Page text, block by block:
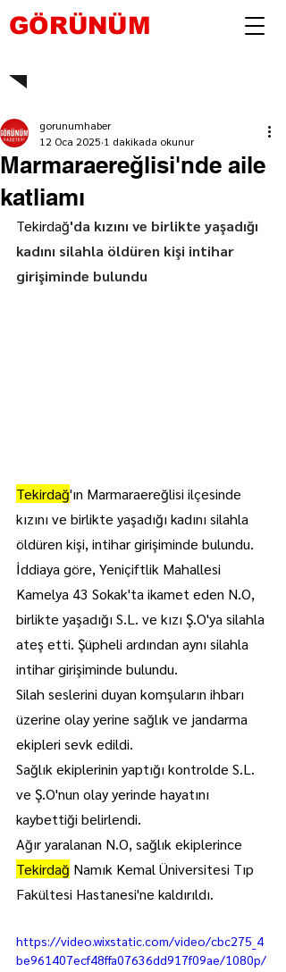
GÖRÜNÜM
Marmaraereğlisi'nde aile
katliamı
gorunumhaber
12 Oca 2025 1 dakikada okunur
Tekirdağ'da kızını ve birlikte yaşadığı
kadını silahla öldüren kişi intihar
girişiminde bulundu
Tekirdağ'ın Marmaraereğlisi ilçesinde
kızını ve birlikte yaşadığı kadını silahla
öldüren kişi, intihar girişiminde bulundu.
İddiaya göre, Yeniçiftlik Mahallesi
Kamelya 43 Sokak'ta ikamet eden N.O,
birlikte yaşadığı S.L. ve kızı Ş.O'ya silahla
ateş etti. Şüpheli ardından aynı silahla
intihar girişiminde bulundu.
Silah seslerini duyan komşuların ihbarı
üzerine olay yerine sağlık ve jandarma
ekipleri sevk edildi.
Sağlık ekiplerinin yaptığı kontrolde S.L.
ve Ş.O'nun olay yerinde hayatını
kaybettiği belirlendi.
Ağır yaralanan N.O, sağlık ekiplerince
Tekirdağ Namık Kemal Üniversitesi Tıp
Fakültesi Hastanesi'ne kaldırıldı.
https://video.wixstatic.com/video/cbc275_4
be961407ecf48ffa07636dd917f09ae/1080p/